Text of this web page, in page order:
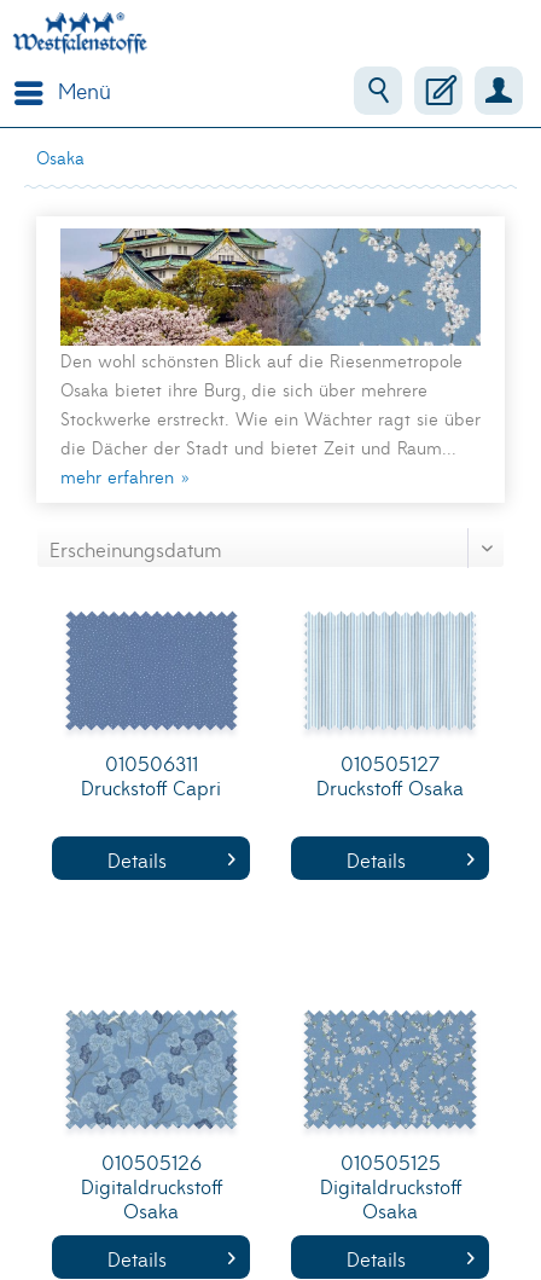
Menü
Osaka
Den wohl schönsten Blick auf die Riesenmetropole
Osaka bietet ihre Burg, die sich über mehrere
Stockwerke erstreckt. Wie ein Wächter ragt sie über
die Dächer der Stadt und bietet Zeit und Raum...
mehr erfahren »
010506311
Druckstoff Capri
Details
010505127
Druckstoff Osaka
Details
010505126
Digitaldruckstoff
Osaka
Details
010505125
Digitaldruckstoff
Osaka
Details